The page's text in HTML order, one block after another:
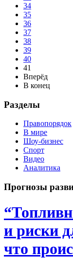
34
35
36
37
38
39
40
41
Вперёд
В конец
Разделы
Правопорядок
В мире
Шоу-бизнес
Спорт
Видео
Аналитика
Прогнозы
и риски
что